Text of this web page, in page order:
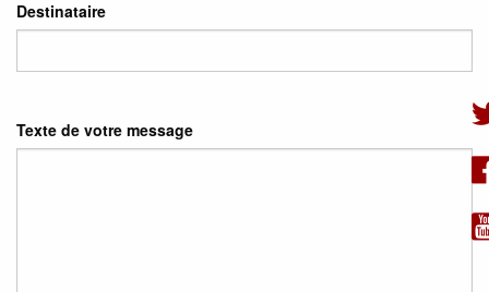
Destinataire
Texte de votre message